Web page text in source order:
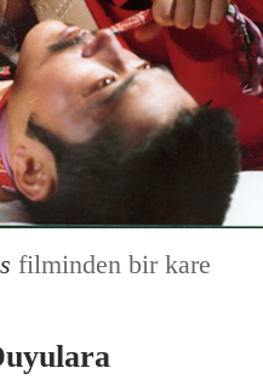
filminden bir kare